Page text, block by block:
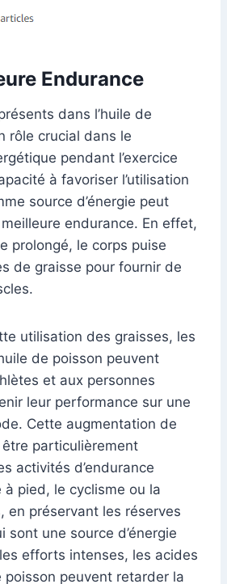
Endurance
dans l’huile de
rôle crucial dans le
pendant l’exercice
à favoriser l’utilisation
source d’énergie peut
endurance. En effet,
prolongé, le corps puise
de graisse pour fournir de
utilisation des graisses, les
de poisson peuvent
et aux personnes
leur performance sur une
Cette augmentation de
être particulièrement
activités d’endurance
à pied, le cyclisme ou la
en préservant les réserves
sont une source d’énergie
efforts intenses, les acides
poisson peuvent retarder la